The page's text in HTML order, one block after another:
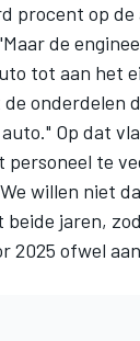
procent op de
de
tot aan het
onderdelen
Op dat
te
willen niet
beide jaren,
2025 ofwel